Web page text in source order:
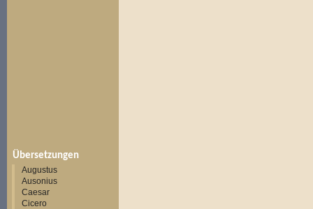
Übersetzungen
Augustus
Ausonius
Caesar
Cicero